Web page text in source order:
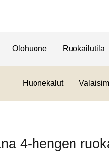
Olohuone Ruokailutila
Huonekalut
4-hengen